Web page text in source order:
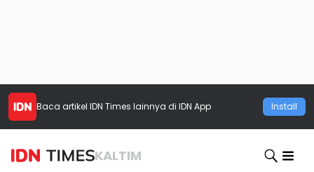
Baca artikel IDN Times lainnya di IDN App Install
KALTIM